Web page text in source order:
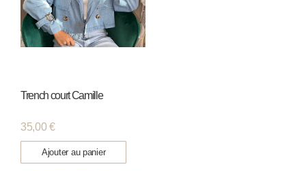
Trench court Camille
35,00€
Ajouter au panier